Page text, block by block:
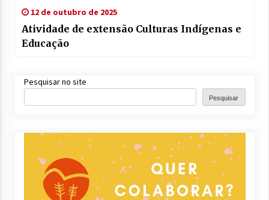
12 de outubro de 2025
Atividade de extensão Culturas Indígenas e
Educação
Pesquisar no site
Pesquisar